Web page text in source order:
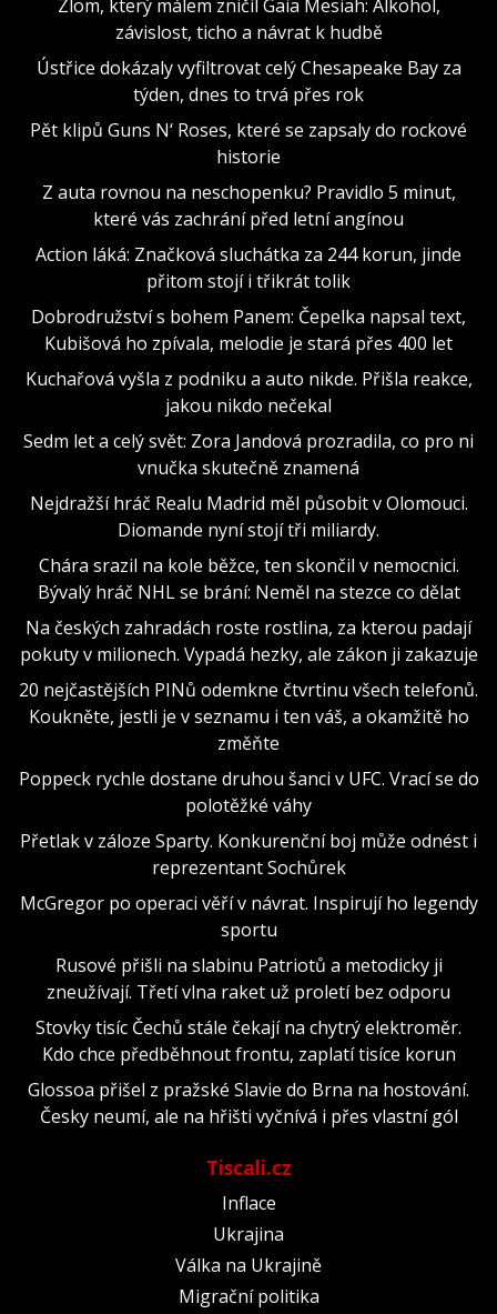
Zlom, který málem zničil Gaia Mesiah: Alkohol,
závislost, ticho a návrat k hudbě
Ústřice dokázaly vyfiltrovat celý Chesapeake Bay za
týden, dnes to trvá přes rok
Pět klipů Guns N‘ Roses, které se zapsaly do rockové
historie
Z auta rovnou na neschopenku? Pravidlo 5 minut,
které vás zachrání před letní angínou
Action láká: Značková sluchátka za 244 korun, jinde
přitom stojí i třikrát tolik
Dobrodružství s bohem Panem: Čepelka napsal text,
Kubišová ho zpívala, melodie je stará přes 400 let
Kuchařová vyšla z podniku a auto nikde. Přišla reakce,
jakou nikdo nečekal
Sedm let a celý svět: Zora Jandová prozradila, co pro ni
vnučka skutečně znamená
Nejdražší hráč Realu Madrid měl působit v Olomouci.
Diomande nyní stojí tři miliardy.
Chára srazil na kole běžce, ten skončil v nemocnici.
Bývalý hráč NHL se brání: Neměl na stezce co dělat
Na českých zahradách roste rostlina, za kterou padají
pokuty v milionech. Vypadá hezky, ale zákon ji zakazuje
20 nejčastějších PINů odemkne čtvrtinu všech telefonů.
Koukněte, jestli je v seznamu i ten váš, a okamžitě ho
změňte
Poppeck rychle dostane druhou šanci v UFC. Vrací se do
polotěžké váhy
Přetlak v záloze Sparty. Konkurenční boj může odnést i
reprezentant Sochůrek
McGregor po operaci věří v návrat. Inspirují ho legendy
sportu
Rusové přišli na slabinu Patriotů a metodicky ji
zneužívají. Třetí vlna raket už proletí bez odporu
Stovky tisíc Čechů stále čekají na chytrý elektroměr.
Kdo chce předběhnout frontu, zaplatí tisíce korun
Glossoa přišel z pražské Slavie do Brna na hostování.
Česky neumí, ale na hřišti vyčnívá i přes vlastní gól
Tiscali.cz
Inflace
Ukrajina
Válka na Ukrajině
Migrační politika